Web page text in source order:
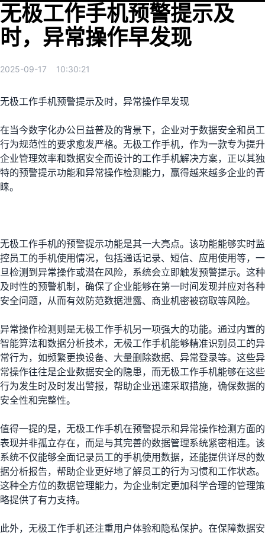
无极工作手机预警提示及
时，异常操作早发现
2025-09-17 10:30:21
无极工作手机预警提示及时，异常操作早发现
在当今数字化办公日益普及的背景下，企业对于数据安全和员工
行为规范性的要求愈发严格。无极工作手机，作为一款专为提升
企业管理效率和数据安全而设计的工作手机解决方案，正以其独
特的预警提示功能和异常操作检测能力，赢得越来越多企业的青
睐。
无极工作手机的预警提示功能是其一大亮点。该功能能够实时监
控员工的手机使用情况，包括通话记录、短信、应用使用等，一
旦检测到异常操作或潜在风险，系统会立即触发预警提示。这种
及时性的预警机制，确保了企业能够在第一时间发现并应对各种
安全问题，从而有效防范数据泄露、商业机密被窃取等风险。
异常操作检测则是无极工作手机另一项强大的功能。通过内置的
智能算法和数据分析技术，无极工作手机能够精准识别员工的异
常行为，如频繁更换设备、大量删除数据、异常登录等。这些异
常操作往往是企业数据安全的隐患，而无极工作手机能够在这些
行为发生时及时发出警报，帮助企业迅速采取措施，确保数据的
安全性和完整性。
值得一提的是，无极工作手机在预警提示和异常操作检测方面的
表现并非孤立存在，而是与其完善的数据管理系统紧密相连。该
系统不仅能够全面记录员工的手机使用数据，还能提供详尽的数
据分析报告，帮助企业更好地了解员工的行为习惯和工作状态。
这种全方位的数据管理能力，为企业制定更加科学合理的管理策
略提供了有力支持。
此外，无极工作手机还注重用户体验和隐私保护。在保障数据安